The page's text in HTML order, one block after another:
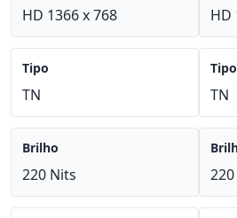
HD 1366 x 768
Tipo
TN
Brilho
220 Nits
HD
Tipo
TN